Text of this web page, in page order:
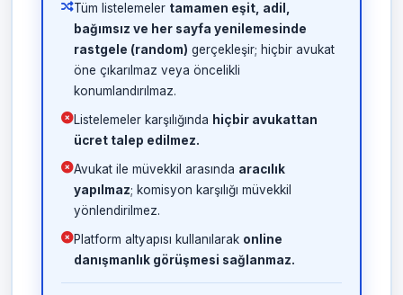
Tüm listelemeler tamamen eşit, adil,
bağımsız ve her sayfa yenilemesinde
rastgele (random) gerçekleşir; hiçbir avukat
öne çıkarılmaz veya öncelikli
konumlandırılmaz.
Listelemeler karşılığında hiçbir avukattan
ücret talep edilmez.
Avukat ile müvekkil arasında aracılık
yapılmaz; komisyon karşılığı müvekkil
yönlendirilmez.
Platform altyapısı kullanılarak online
danışmanlık görüşmesi sağlanmaz.